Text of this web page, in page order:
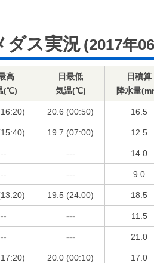
ダス実況 (2017年
高
(℃)
日最低
気温(℃)
日積算
降水量
20.6 (00:50) 16.5
19.7 (07:00) 12.5
--- 14.0
--- 9.0
19.5 (24:00) 18.5
--- 11.5
--- 21.0
20.0 (00:10) 17.0